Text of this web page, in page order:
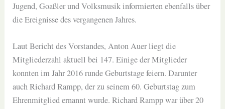
Jugend, Goaßler und Volksmusik informierten ebenfalls über
die Ereignisse des vergangenen Jahres.
Laut Bericht des Vorstandes, Anton Auer liegt die
Mitgliederzahl aktuell bei 147. Einige der Mitglieder
konnten im Jahr 2016 runde Geburtstage feiern. Darunter
auch Richard Rampp, der zu seinem 60. Geburtstag zum
Ehrenmitglied ernannt wurde. Richard Rampp war über 20